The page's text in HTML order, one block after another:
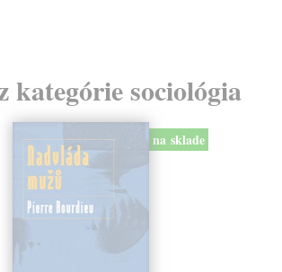
kategórie sociológia
na sklade